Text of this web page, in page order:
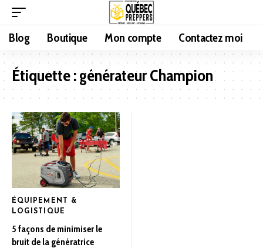
Blog Boutique Mon compte Contactez moi
Étiquette :générateur Champion
ÉQUIPEMENT &
LOGISTIQUE
5 façons de minimiser le
bruit de la génératrice